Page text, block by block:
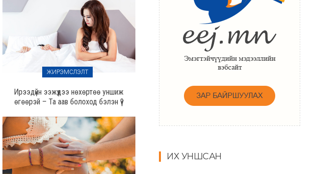
ЖИРЭМСЛЭЛТ
Ирээдүйн ээжүүдээ нөхөртөө уншиж
өгөөрэй – Та аав болоход бэлэн үү?
ИХ УНШСАН